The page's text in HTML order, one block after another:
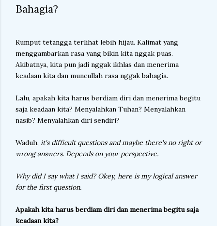
Bahagia?
Rumput tetangga terlihat lebih hijau. Kalimat yang
menggambarkan rasa yang bikin kita nggak puas.
Akibatnya, kita pun jadi nggak ikhlas dan menerima
keadaan kita dan muncullah rasa nggak bahagia.
Lalu, apakah kita harus berdiam diri dan menerima begitu
saja keadaan kita? Menyalahkan Tuhan? Menyalahkan
nasib? Menyalahkan diri sendiri?
Waduh, it's difficult questions and maybe there's no right or
wrong answers. Depends on your perspective.
Why did I say what I said? Okey, here is my logical answer
for the first question.
Apakah kita harus berdiam diri dan menerima begitu saja
keadaan kita?